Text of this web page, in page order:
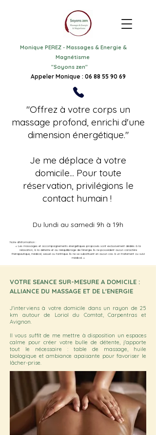
Monique PEREZ- Massages & Energie &
Magnétisme
"Soyons zen"
Appeler Monique : 06 88 55 90 69
"Offrez à votre corps un
massage profond, enrichi d'une
dimension énergétique."
Je me déplace à votre
domicile... Pour toute
réservation, privilégions le
contact humain !
Du lundi au samedi 9h à 19h
Note d'information :
« Les massages et accompagnements énergétiques proposés sont exclusivement dédiés à la
relaxation, à la détente et au rééquilibrage de l'énergie. Ils ne possèdent aucun caractère
thérapeutique, médical, sexuel ou tantrique. Ils ne se substituent en aucun cas à un traitement ou suivi
médical. »
VOTRE SEANCE SUR-MESURE A DOMICILE :
ALLIANCE DU MASSAGE ET DE L'ENERGIE
J'interviens à votre domicile dans un rayon de 25
km autour de Loriol du Comtat, Carpentras et
Avignon.
Il vous suffit de me mettre à disposition un espaces
calme pour créer votre bulle de détente, j'apporte
tout le nécessaire : table de massage, huile
biologique et ambiance apaisante pour favoriser le
lâcher-prise.